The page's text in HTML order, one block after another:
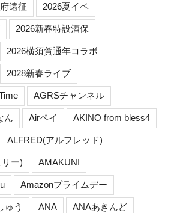
遠征 2026夏イベ
2026新春特設酒保
2026横須賀通年コラボ
2028新春ライブ
AGRSチャンネル
ん Airペイ AKINO from bless4
ALFRED(アルフレッド)
ー) AMAKUNI
Amazonプライムデー
ゅう ANA ANAあきんど